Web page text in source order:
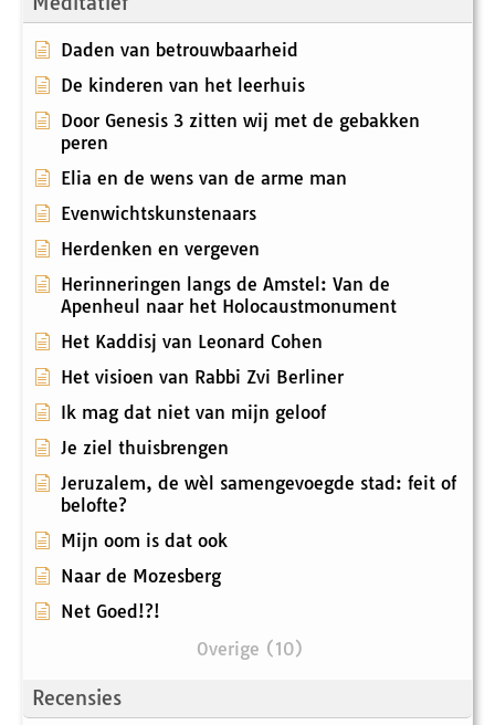
Daden van betrouwbaarheid
De kinderen van het leerhuis
Door Genesis 3 zitten wij met de gebakken
peren
Elia en de wens van de arme man
Evenwichtskunstenaars
Herdenken en vergeven
Herinneringen langs de Amstel: Van de
Apenheul naar het Holocaustmonument
Het Kaddisj van Leonard Cohen
Het visioen van Rabbi Zvi Berliner
Ik mag dat niet van mijn geloof
Je ziel thuisbrengen
Jeruzalem, de wèl samengevoegde stad: feit of
belofte?
Mijn oom is dat ook
Naar de Mozesberg
Net Goed!?!
Overige (10)
Recensies